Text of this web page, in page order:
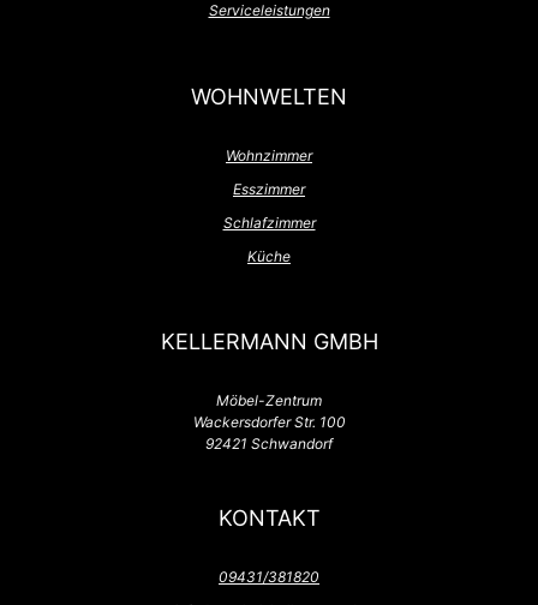
Serviceleistungen
WOHNWELTEN
Wohnzimmer
Esszimmer
Schlafzimmer
Küche
KELLERMANN GMBH
Möbel-Zentrum
Wackersdorfer Str. 100
92421 Schwandorf
KONTAKT
09431/381820